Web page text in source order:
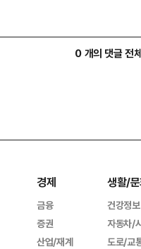
0 개의 댓글 전
경제
금융
증권
산업/재계
생활/
건강정보
자동차/
도로/교